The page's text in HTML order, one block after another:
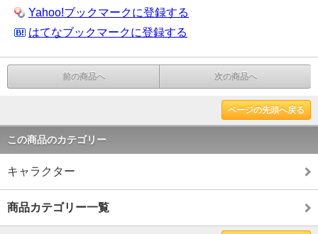
Yahoo!ブックマークに登録する
はてなブックマークに登録する
前の商品へ 次の商品へ
ページの先頭へ戻る
この商品のカテゴリー
キャラクター
商品カテゴリー一覧